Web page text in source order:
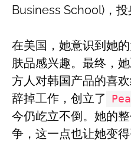
Business School)，投
在美国，她意识到她
肤品感兴趣。最终，
方人对韩国产品的喜
辞掉工作，创立了
今仍屹立不倒。她的
争，这一点也让她变得